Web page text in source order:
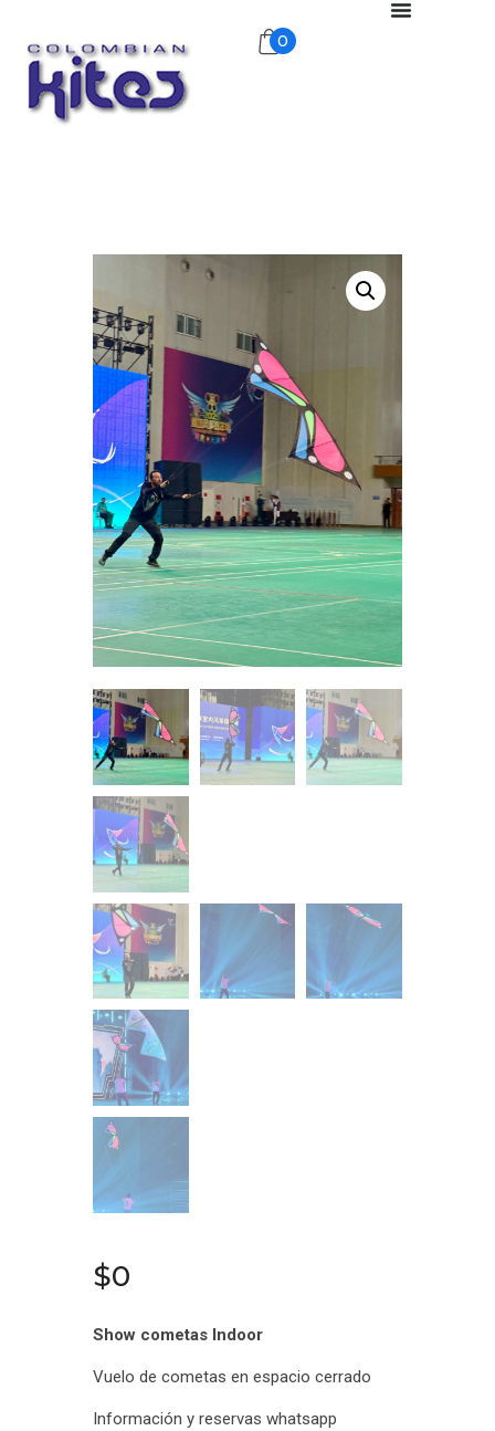
0
COLOMBIANKITES
Nosotros
Publicidad Aérea
Exhibiciones
Galería
Contacto
$0
Show cometas Indoor
Vuelo de cometas en espacio cerrado
Información y reservas whatsapp